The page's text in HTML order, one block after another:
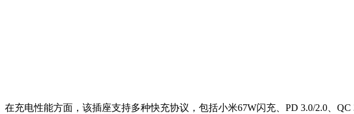
在充电性能方面，该插座支持多种快充协议，包括小米67W闪充、PD 3.0/2.0、